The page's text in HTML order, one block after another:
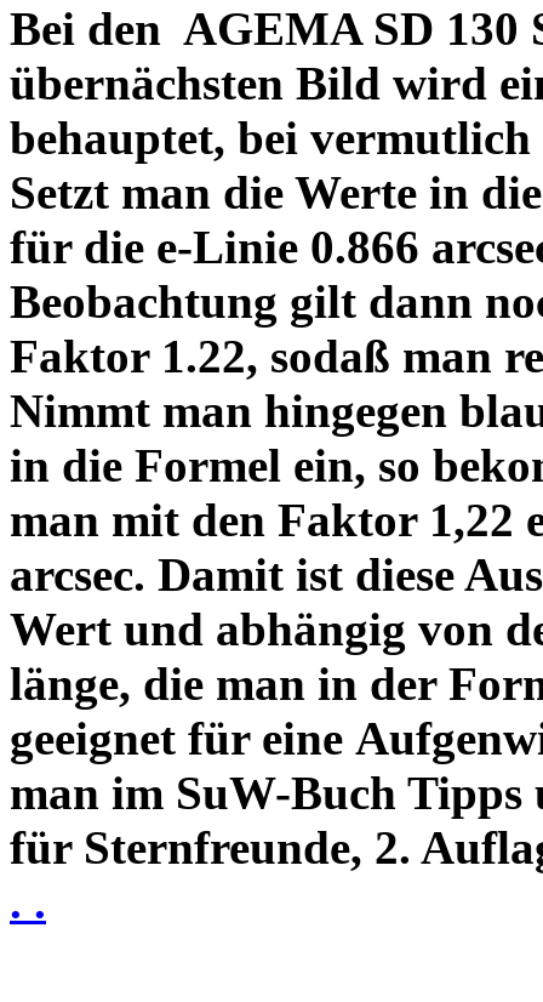
Bei den AGEMA SD 130
übernächsten Bild wird
behauptet, bei vermutlich
Setzt man die Werte in
für die e-Linie 0.866
Beobachtung gilt dann
Faktor 1.22, sodaß man
Nimmt man hingegen
in die Formel ein, so
man mit den Faktor 1,22
arcsec. Damit ist diese
Wert und abhängig von
länge, die man in der
geeignet für eine
man im SuW-Buch Tipps
für Sternfreunde, 2.
. .